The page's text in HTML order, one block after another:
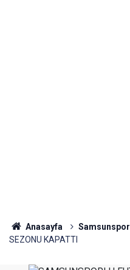
Anasayfa Samsunspor
SEZONU KAPATTI